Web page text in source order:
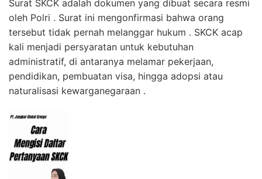
Surat SKCK adalah dokumen yang dibuat secara resmi
oleh Polri . Surat ini mengonfirmasi bahwa orang
tersebut tidak pernah melanggar hukum . SKCK acap
kali menjadi persyaratan untuk kebutuhan
administratif, di antaranya melamar pekerjaan,
pendidikan, pembuatan visa, hingga adopsi atau
naturalisasi kewarganegaraan .